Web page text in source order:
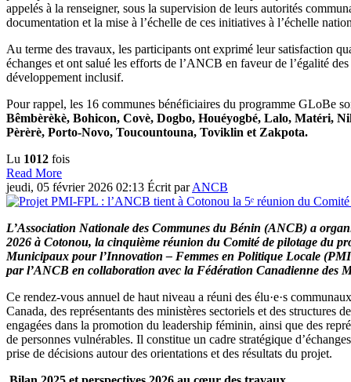
appelés à la renseigner, sous la supervision de leurs autorités
documentation et la mise à l’échelle de ces initiatives à l’échelle
Au terme des travaux, les participants ont exprimé leur satisfaction
échanges et ont salué les efforts de l’ANCB en faveur de l’égalité
développement inclusif.
Pour rappel, les 16 communes bénéficiaires du programme GLoBe
Bêmbèrèkè, Bohicon, Covè, Dogbo, Houéyogbé, Lalo, Matéri,
Pèrèrè, Porto-Novo, Toucountouna, Toviklin et Zakpota.
Lu 1012 fois
Read More
jeudi, 05 février 2026 02:13 Écrit parANCB
L’Association Nationale des Communes du Bénin (ANCB) a
2026 à Cotonou, la cinquième réunion du Comité de pilotage du
Municipaux pour l’Innovation – Femmes en Politique Locale
par l’ANCB en collaboration avec la Fédération Canadienne des
Ce rendez-vous annuel de haut niveau a réuni des élu·e·s
Canada, des représentants des ministères sectoriels et des structures
engagées dans la promotion du leadership féminin, ainsi que des
de personnes vulnérables. Il constitue un cadre stratégique
prise de décisions autour des orientations et des résultats du projet.